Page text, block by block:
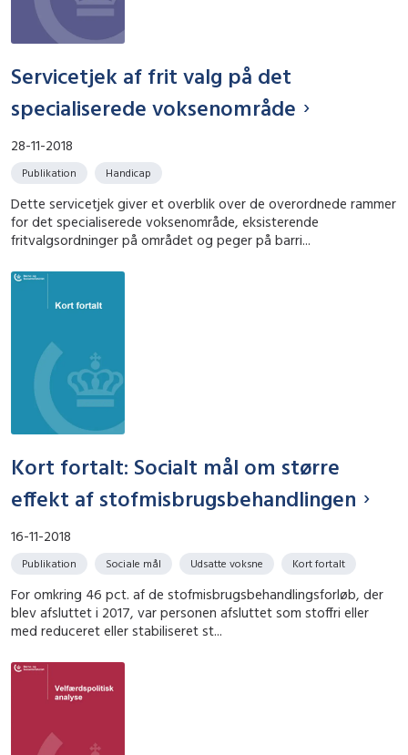
Servicetjek af frit valg på det
specialiserede voksenområde
28-11-2018
Publikation Handicap
Dette servicetjek giver et overblik over de overordnede rammer
for det specialiserede voksenområde, eksisterende
fritvalgsordninger på området og peger på barri...
Kort fortalt: Socialt mål om større
effekt af stofmisbrugsbehandlingen
16-11-2018
Publikation Sociale mål Udsatte voksne Kort fortalt
For omkring 46 pct. af de stofmisbrugsbehandlingsforløb, der
blev afsluttet i 2017, var personen afsluttet som stoffri eller
med reduceret eller stabiliseret st...